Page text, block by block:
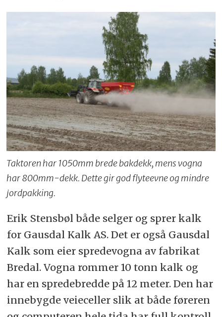
Taktoren har 1050mm brede bakdekk, mens vogna
har 800mm-dekk. Dette gir god flyteevne og mindre
jordpakking.
Erik Stensbøl både selger og sprer kalk
for Gausdal Kalk AS. Det er også Gausdal
Kalk som eier spredevogna av fabrikat
Bredal. Vogna rommer 10 tonn kalk og
har en spredebredde på 12 meter. Den har
innebygde veieceller slik at både føreren